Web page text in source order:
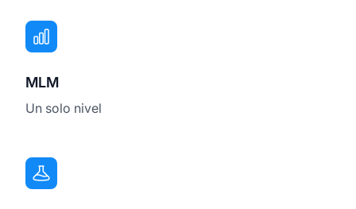
MLM
Un solo nivel